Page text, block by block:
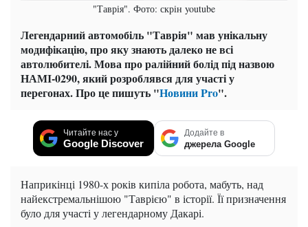
"Таврія". Фото: скрін youtube
Легендарний автомобіль "Таврія" мав унікальну
модифікацію, про яку знають далеко не всі
автолюбителі. Мова про ралійний болід під назвою
НАМІ-0290, який розроблявся для участі у
перегонах. Про це пишуть "Новини Pro".
Читайте нас у
Google Discover
Додайте в
джерела Google
Наприкінці 1980-х років кипіла робота, мабуть, над
найекстремальнішою "Таврією" в історії. Її призначення
було для участі у легендарному Дакарі.